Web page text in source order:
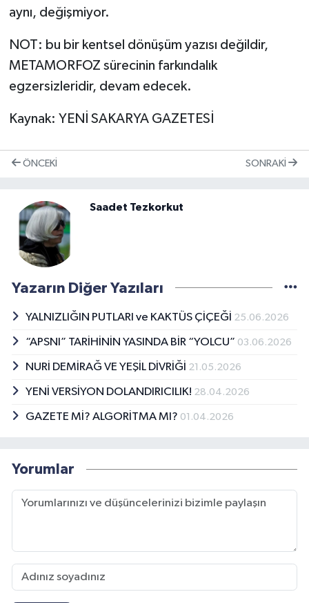
aynı, değişmiyor.
NOT: bu bir kentsel dönüşüm yazısı değildir,
METAMORFOZ sürecinin farkındalık
egzersizleridir, devam edecek.
Kaynak: YENİ SAKARYA GAZETESİ
ÖNCEKI SONRAKI
Saadet Tezkorkut
Yazarın Diğer Yazıları
YALNIZLIĞIN PUTLARI ve KAKTÜS ÇİÇEĞİ 25.06.2026
“APSNI” TARİHİNİN YASINDA BİR “YOLCU” 03.06.2026
NURİ DEMİRAĞ VE YEŞİL DİVRİĞİ 21.05.2026
YENİ VERSİYON DOLANDIRICILIK! 28.04.2026
GAZETE Mİ? ALGORİTMA MI? 01.04.2026
Yorumlar